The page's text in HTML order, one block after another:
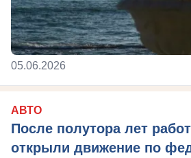
05.06.2026
АВТО
После полутора лет
открыли движение по